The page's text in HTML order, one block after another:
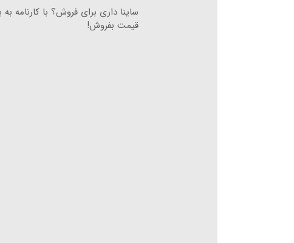
ساینا داری برای فروش؟ با کارنامه به
قیمت بفروش!